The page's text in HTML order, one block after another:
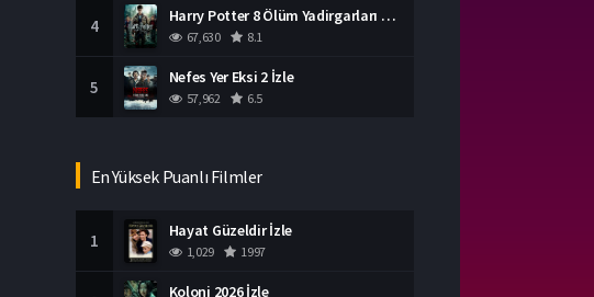
4 Harry Potter 8 Ölüm Yadirgarları Bölüm 2 İzle
67,630 8.1
5 Nefes Yer Eksi 2 İzle
57,962 6.5
En Yüksek Puanlı Filmler
1 Hayat Güzeldir İzle
1,029 1997
Koloni 2026 İzle